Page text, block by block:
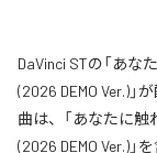
DaVinci STの「あな
(2026 DEMO Ver.)
曲は、「あなたに触
(2026 DEMO Ver.)」